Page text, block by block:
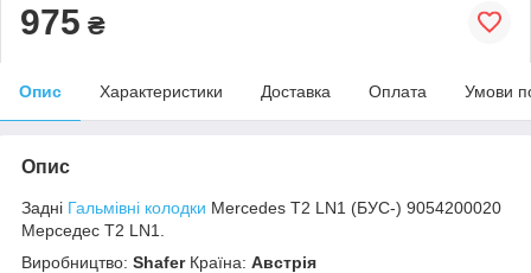
975 ₴
Опис Характеристики Доставка Оплата Умови
Опис
Задні Гальмівні колодки Mercedes T2 LN1 (БУС-) 9054200020
Мерседес T2 LN1.
Виробництво: ShaferКраїна: Австрія